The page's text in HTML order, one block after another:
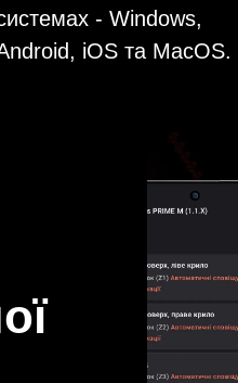
- Windows,
iOS та MacOS.